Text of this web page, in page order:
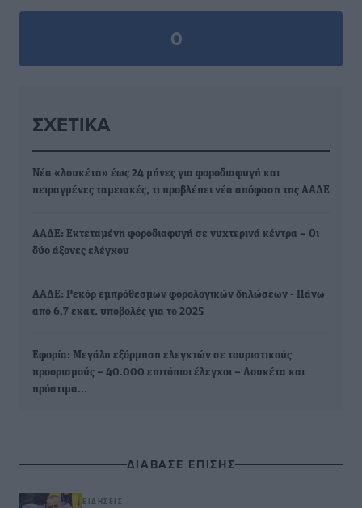
0
ΣΧΕΤΙΚΆ
Νέα «λουκέτα» έως 24 μήνες για φοροδιαφυγή και
πειραγμένες ταμειακές, τι προβλέπει νέα απόφαση της ΑΑΔΕ
ΑΑΔΕ: Εκτεταμένη φοροδιαφυγή σε νυχτερινά κέντρα – Οι
δύο άξονες ελέγχου
ΑΑΔΕ: Ρεκόρ εμπρόθεσμων φορολογικών δηλώσεων - Πάνω
από 6,7 εκατ. υποβολές για το 2025
Εφορία: Μεγάλη εξόρμηση ελεγκτών σε τουριστικούς
προορισμούς – 40.000 επιτόπιοι έλεγχοι – Λουκέτα και
πρόστιμα…
ΔΙΑΒΑΣΕ ΕΠΙΣΗΣ
ΕΙΔΉΣΕΙΣ